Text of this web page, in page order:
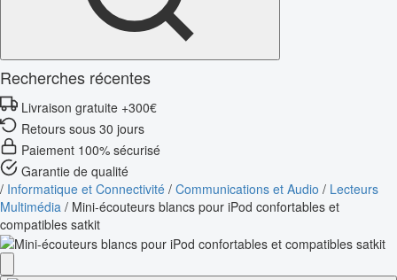
Recherches récentes
Livraison gratuite +300€
Retours sous 30 jours
Paiement 100% sécurisé
Garantie de qualité
/ Informatique et Connectivité / Communications et Audio / Lecteurs
Multimédia / Mini-écouteurs blancs pour iPod confortables et
compatibles satkit